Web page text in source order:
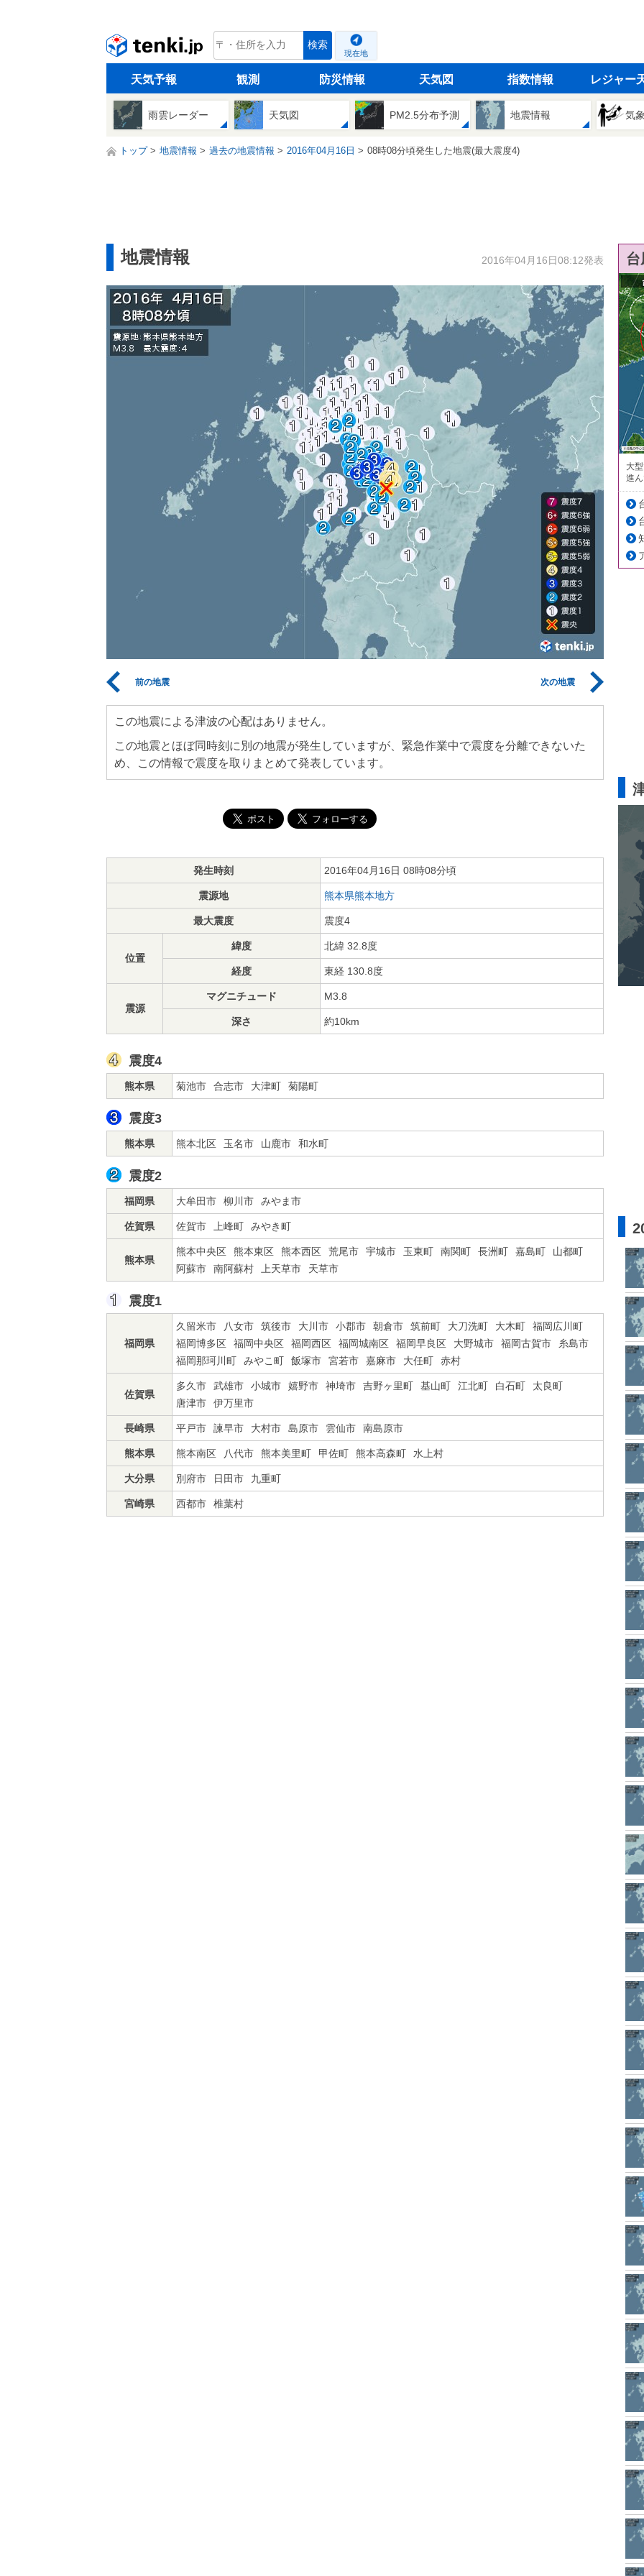
tenki.jp 検索
現在地
天気予報 観測 防災情報 天気図 指数情報 レジャー
雨雲レーダー 天気図 PM2.5分布予測 地震情報 気
トップ 地震情報 過去の地震情報 2016年04月16日 08時08分頃発生した地震(最大震度4)
地震情報 2016年04月16日08:12発表
前の地震 次の地震
この地震による津波の心配はありません。
この地震とほぼ同時刻に別の地震が発生していますが、緊急作業中で震度を分離できないた
め、この情報で震度を取りまとめて発表しています。
発生時刻 2016年04月16日 08時08分頃
震源地 熊本県熊本地方
最大震度 震度4
位置
緯度 北緯 32.8度
経度 東経 130.8度
震源
マグニチュード M3.8
深さ 約10km
震度4
熊本県 菊池市 合志市 大津町 菊陽町
震度3
熊本県 熊本北区 玉名市 山鹿市 和水町
震度2
福岡県 大牟田市 柳川市 みやま市
佐賀県 佐賀市 上峰町 みやき町
熊本県
熊本中央区 熊本東区 熊本西区 荒尾市 宇城市 玉東町 南関町 長洲町 嘉島町
山都町
阿蘇市
南阿蘇村 上天草市 天草市
震度1
福岡県
久留米市 八女市 筑後市 大川市 小郡市 朝倉市 筑前町 大刀洗町 大木町
福岡広川町
福岡博多区
福岡中央区 福岡西区 福岡城南区 福岡早良区 大野城市 福岡古賀市
糸島市
福岡那珂川町
みやこ町 飯塚市 宮若市 嘉麻市 大任町 赤村
佐賀県
多久市 武雄市 小城市 嬉野市 神埼市 吉野ヶ里町 基山町 江北町 白石町
太良町
唐津市
伊万里市
長崎県 平戸市 諫早市 大村市 島原市 雲仙市 南島原市
熊本県 熊本南区 八代市 熊本美里町 甲佐町 熊本高森町 水上村
大分県 別府市 日田市 九重町
宮崎県 西都市 椎葉村
大
進